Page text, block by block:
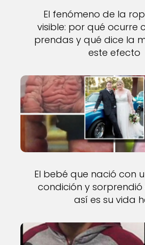
El fenómeno de la
visible: por qué ocurre
prendas y qué dice la
este efecto
El bebé que nació con
condición y
así es su vida